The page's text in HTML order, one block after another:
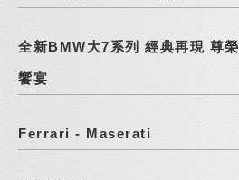
全新BMW大7系列 經典再現 尊榮
饗宴
Ferrari - Maserati